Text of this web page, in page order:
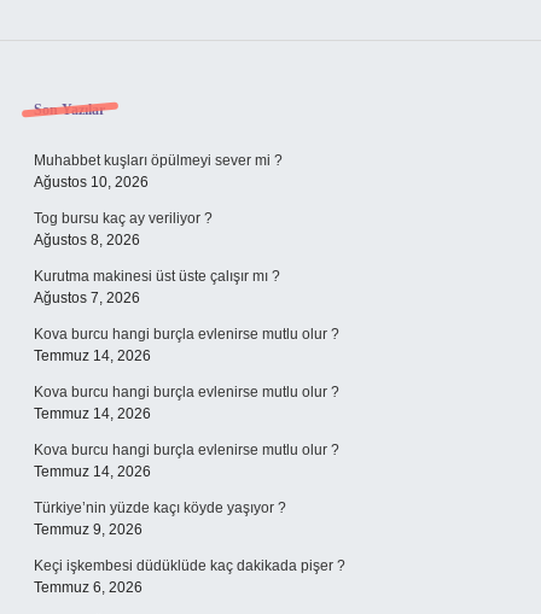
Sidebar
Son Yazılar
Muhabbet kuşları öpülmeyi sever mi ?
Ağustos 10, 2026
Tog bursu kaç ay veriliyor ?
Ağustos 8, 2026
Kurutma makinesi üst üste çalışır mı ?
Ağustos 7, 2026
Kova burcu hangi burçla evlenirse mutlu olur ?
Temmuz 14, 2026
Kova burcu hangi burçla evlenirse mutlu olur ?
Temmuz 14, 2026
Kova burcu hangi burçla evlenirse mutlu olur ?
Temmuz 14, 2026
Türkiye’nin yüzde kaçı köyde yaşıyor ?
Temmuz 9, 2026
Keçi işkembesi düdüklüde kaç dakikada pişer ?
Temmuz 6, 2026